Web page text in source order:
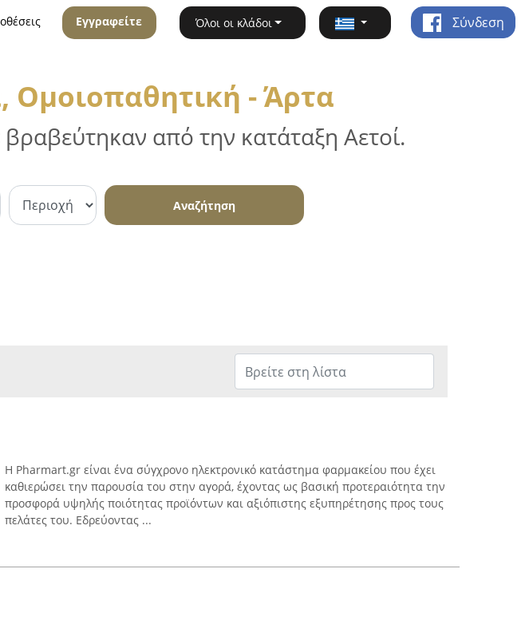
Εγγραφείτε Όλοι οι κλάδοι Σύνδεση
Ομοιοπαθητική - Άρτα
από την κατάταξη Αετοί.
Αναζήτηση
Η Pharmart.gr είναι ένα σύγχρονο ηλεκτρονικό κατάστημα φαρμακείου που έχει
καθιερώσει την παρουσία του στην αγορά, έχοντας ως βασική προτεραιότητα την
προσφορά υψηλής ποιότητας προϊόντων και αξιόπιστης εξυπηρέτησης προς τους
πελάτες του. Εδρεύοντας ...